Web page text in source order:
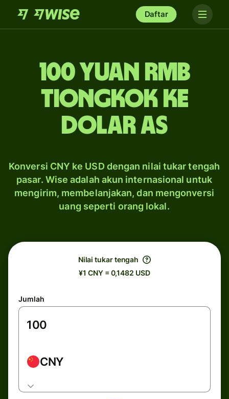
Daftar
100 yuan rmb
Tiongkok ke
dolar AS
Konversi CNY ke USD dengan nilai tukar tengah
pasar. Wise adalah akun internasional untuk
mengirim, membelanjakan, dan mengonversi
uang seperti orang lokal.
Nilai tukar tengah
¥1 CNY = 0,1482 USD
Jumlah
CNY